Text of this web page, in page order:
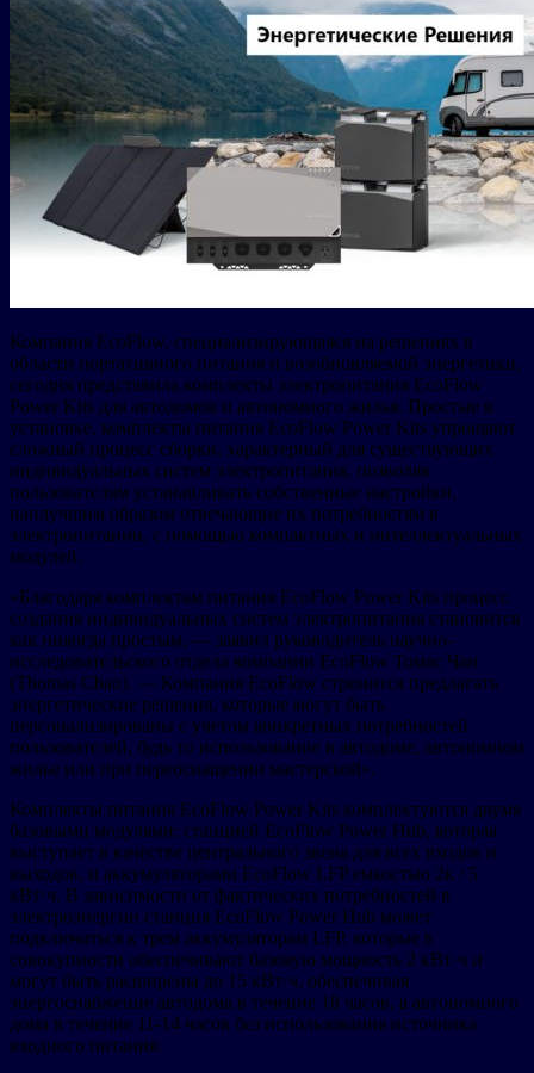
Компания EcoFlow, специализирующаяся на решениях в
области портативного питания и возобновляемой энергетики,
сегодня представила комплекты электропитания EcoFlow
Power Kits для автодомов и автономного жилья. Простые в
установке, комплекты питания EcoFlow Power Kits упрощают
сложный процесс сборки, характерный для существующих
индивидуальных систем электропитания, позволяя
пользователям устанавливать собственные настройки,
наилучшим образом отвечающие их потребностям в
электропитании, с помощью компактных и интеллектуальных
модулей.
«Благодаря комплектам питания EcoFlow Power Kits процесс
создания индивидуальных систем электропитания становится
как никогда простым, — заявил руководитель научно-
исследовательского отдела компании EcoFlow Томас Чан
(Thomas Chan). — Компания EcoFlow стремится предлагать
энергетические решения, которые могут быть
персонализированы с учетом конкретных потребностей
пользователей, будь то использование в автодоме, автономном
жилье или при переоснащении мастерской».
Комплекты питания EcoFlow Power Kits комплектуются двумя
базовыми модулями: станцией EcoFlow Power Hub, которая
выступает в качестве центрального звена для всех входов и
выходов, и аккумуляторами EcoFlow LFP емкостью 2к / 5
кВт·ч. В зависимости от фактических потребностей в
электроэнергии станция EcoFlow Power Hub может
подключаться к трем аккумуляторам LFP, которые в
совокупности обеспечивают базовую мощность 2 кВт·ч и
могут быть расширены до 15 кВт·ч, обеспечивая
энергоснабжение автодома в течение 18 часов, а автономного
дома в течение 11-14 часов без использования источника
входного питания.